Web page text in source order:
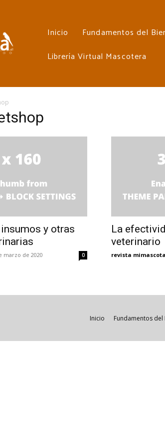
Inicio
Fundamentos del
Librería Virtual Mascotera
y otras
marzo de 2020 0
La
veterinario
revista mimascota
Inicio Fundamentos